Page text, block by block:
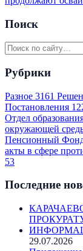
Поиск
Рубрики
Разное 3161
Постановления
Отдел
окружающей
Пенсионный
акты в сфере
53
Последние
29.07.2026